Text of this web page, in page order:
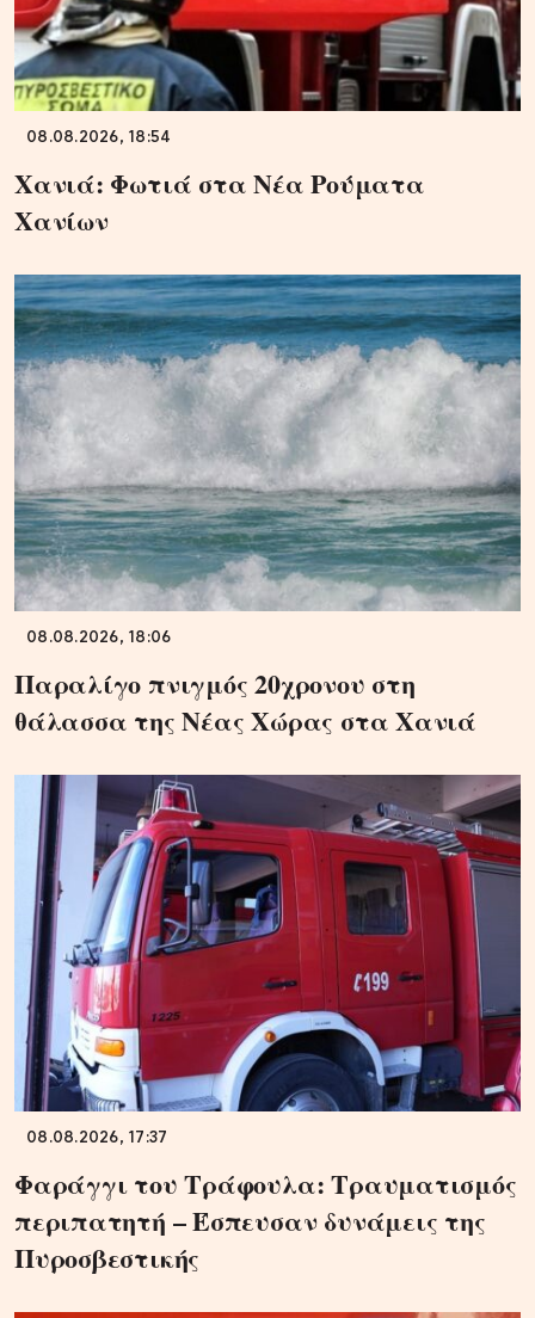
08.08.2026, 18:54
Χανιά: Φωτιά στα Νέα Ρούματα
Χανίων
08.08.2026, 18:06
Παραλίγο πνιγμός 20χρονου στη
θάλασσα της Νέας Χώρας στα Χανιά
08.08.2026, 17:37
Φαράγγι του Τράφουλα: Τραυματισμός
περιπατητή – Έσπευσαν δυνάμεις της
Πυροσβεστικής